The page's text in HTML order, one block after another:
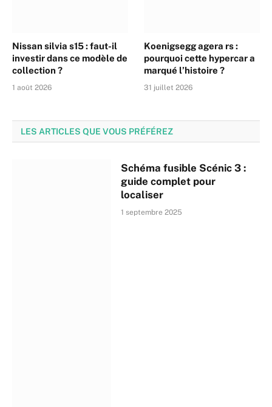
Nissan silvia s15 : faut-il
investir dans ce modèle de
collection ?
1 août 2026
Koenigsegg agera rs :
pourquoi cette hypercar a
marqué l’histoire ?
31 juillet 2026
LES ARTICLES QUE VOUS PRÉFÉREZ
Schéma fusible Scénic 3 :
guide complet pour
localiser
1 septembre 2025